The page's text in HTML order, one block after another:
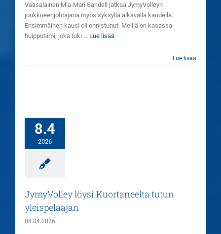
Vaasalainen Mia-Mari Sandell jatkaa JymyVolleyn
joukkueenjohtajana myös syksyllä alkavalla kaudella.
Ensimmäinen kausi oli onnistunut. Meillä on kasassa
huipputiimi, joka tuki ... Lue lisää
Lue lisää
8.4
2026
JymyVolley löysi Kuortaneelta tutun
yleispelaajan
08.04.2026